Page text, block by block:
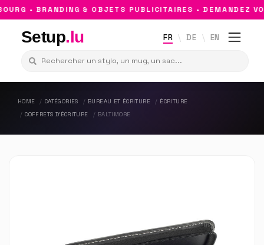
• BRANDING & OBJETS PUBLICITAIRES • DEMANDEZ
Setup.lu FR DE EN
HOME CATÉGORIES BUREAU ET ÉCRITURE
ÉCRITURE
COFFRETS D'ÉCRITURE
BALTIMORE